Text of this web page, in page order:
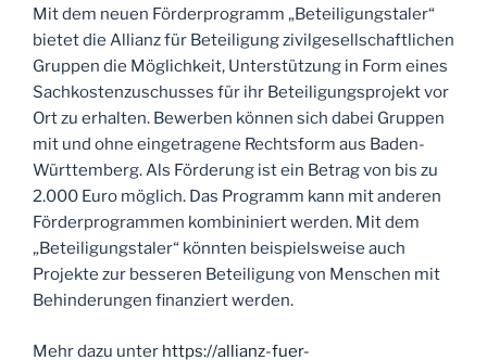
Mit dem neuen Förderprogramm „Beteiligungstaler“
bietet die Allianz für Beteiligung zivilgesellschaftlichen
Gruppen die Möglichkeit, Unterstützung in Form eines
Sachkostenzuschusses für ihr Beteiligungsprojekt vor
Ort zu erhalten. Bewerben können sich dabei Gruppen
mit und ohne eingetragene Rechtsform aus Baden-
Württemberg. Als Förderung ist ein Betrag von bis zu
2.000 Euro möglich. Das Programm kann mit anderen
Förderprogrammen kombininiert werden. Mit dem
„Beteiligungstaler“ könnten beispielsweise auch
Projekte zur besseren Beteiligung von Menschen mit
Behinderungen finanziert werden.
Mehr dazu unter https://allianz-fuer-